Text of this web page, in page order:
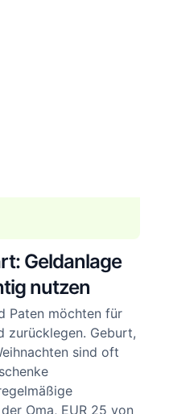
Geldanlage
nutzen
Paten möchten für
zurücklegen. Geburt,
sind oft
Oma, EUR 25 von